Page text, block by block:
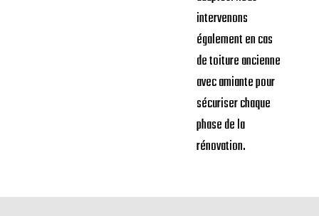
L’Aigle, de la
charpente et du
style de votre
logement, nous
vous proposons les
matériaux les plus
adaptés. Nous
intervenons
de toiture ancienne